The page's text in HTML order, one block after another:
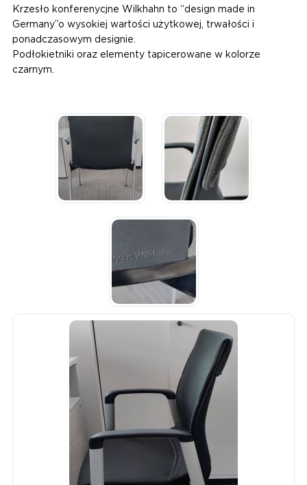
Krzesło konferenycjne Wilkhahn to “design made in
Germany”o wysokiej wartości użytkowej, trwałości i
ponadczasowym designie.
Podłokietniki oraz elementy tapicerowane w kolorze
czarnym.